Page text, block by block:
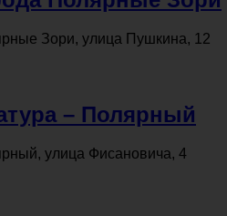
Зори, улица Пушкина, 12
– Полярный
улица Фисановича, 4